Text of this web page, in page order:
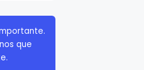
que